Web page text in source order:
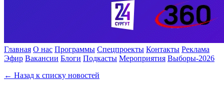
Главная О нас Программы Спецпроекты Контакты Реклама
Эфир Вакансии Блоги Подкасты Мероприятия Выборы-2026
← Назад к списку новостей